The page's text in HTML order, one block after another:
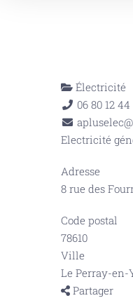
Électricité
06 80 12 44
Electricité
Adresse
8 rue des
Code postal
78610
Ville
Le Perray-
Partager